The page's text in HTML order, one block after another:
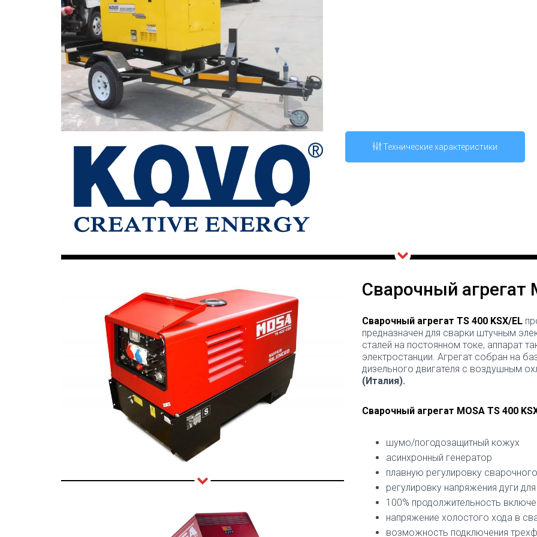
Технические характеристики
Сварочный агрегат
Сварочный агрегат TS 400 KSX/EL
предназначен для сварки штучным
сталей на постоянном токе, аппарат
электростанции. Агрегат собран на
дизельного двигателя с воздушным
(Италия).
Сварочный агрегат MOSA TS 400
шумо/погодозащитный кожух
асинхронный генератор
плавную регулировку
регулировку напряжения дуги
100% продолжительность
напряжение холостого хода в
возможность подключения